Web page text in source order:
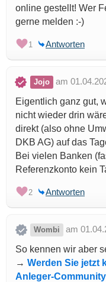
online gestellt! Wer
gerne melden :-)
1 Antworten
Jojo
am
Eigentlich ganz gut,
nicht wieder drin
direkt (also ohne
DKB AG) auf das
Bei vielen Banken
Referenzkonto kein
2 Antworten
Wombi
am
So kennen wir aber
→ Werden Sie jetzt
Anleger-